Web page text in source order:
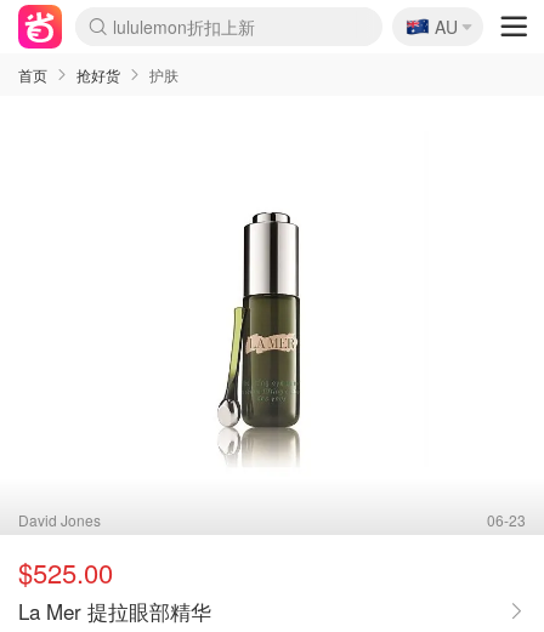
lululemon折扣上新
Sasa美妆护肤3.5折
SSENSE年中2.5折
FreshBeauty好价汇总
Cettire降价+叠9折
WWS Coles超市实拍
viagogo二手票捡漏
Myer超级周末
The Outnet奢牌1折起
David Jones 3折起
Flannels大牌1折
Perfumes Club护肤1折
AMIRO面罩$251
Amazon折扣汇总
eToro入金$200送$50
Amazon数码好物
ICONIC本周7.5折
ThedoubleF高奢地板价
Moose Knuckles 6折
丝芙兰5折起
EUFY摄像头$98
Selenichast首饰2折
Trip机票酒店促销
YSL送5件彩妆礼
Amazon家居好物
Amazon美妆护肤
雅漾大喷$8
过敏原检测盒$33
伊索独家赠50ml沐浴露
科颜氏高保湿面霜$29
SEALIFE海洋馆门票6折
丝塔芙大白罐$16
订阅Newsletter送香薰
Cult Beauty 6.8折
Harrods圣诞日历$525
LN-CC奢牌私促3折
d'Alba空姐喷雾$16
EVE LOM套装£56
Bernardelli独家4折
Adore Beauty 6折起
CT圣诞日历
Mytheresa奢品2.7折
Luxury Escapes 9折
Currentbody美容仪$881
MOON Garden Live
Roborock扫地机$649
Tingo Life水杯$24
Valentino官网5折
CR洗护套装$23
修丽可4件套$159
Myer彩妆2件7折
GANNI官网4.5折
Stylevana韩妆4折
Tessabit高奢8.5折
OGX洗发水$11
Amazon阿德莱德次日达
卡诗8.5折+赠礼
Philips Hue灯具8折
🇦🇺
AU
首页 抢好货 护肤
David Jones 06-23
$525.00
La Mer 提拉眼部精华